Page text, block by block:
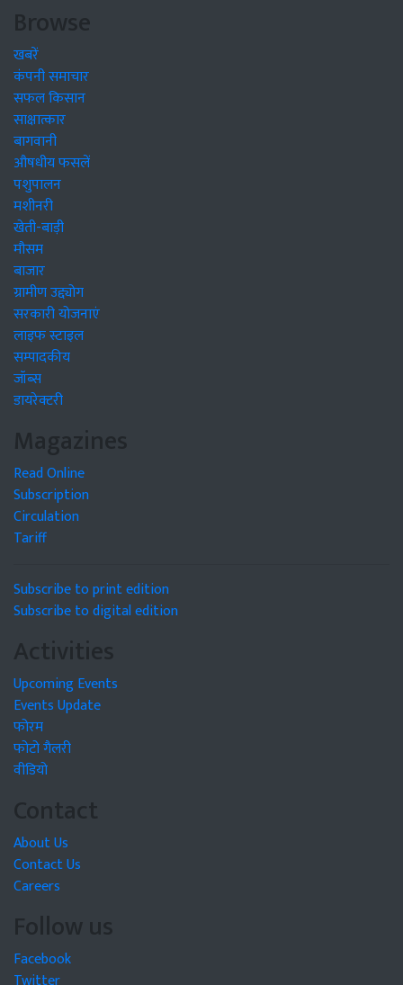
Browse
खबरें
कंपनी समाचार
सफल किसान
साक्षात्कार
बागवानी
औषधीय फसलें
पशुपालन
मशीनरी
खेती-बाड़ी
मौसम
बाजार
ग्रामीण उद्द्योग
सरकारी योजनाएं
लाइफ स्टाइल
सम्पादकीय
जॉब्स
डायरेक्टरी
Magazines
Read Online
Subscription
Circulation
Tariff
Subscribe to print edition
Subscribe to digital edition
Activities
Upcoming Events
Events Update
फोरम
फोटो गैलरी
वीडियो
Contact
About Us
Contact Us
Careers
Follow us
Facebook